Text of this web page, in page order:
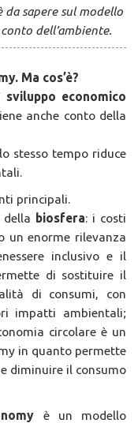
da sapere sul modello
dell’ambiente.
Ma cos’è?
sviluppo economico
anche conto della
stesso tempo riduce
principali.
della biosfera: i costi
un enorme rilevanza
inclusivo e il
di sostituire il
di consumi, con
impatti ambientali;
circolare è un
in quanto permette
diminuire il consumo
è un modello